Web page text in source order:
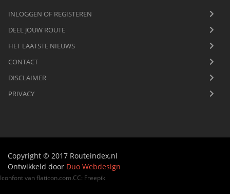
INLOGGEN OF REGISTEREN
DEEL JOUW ROUTE
HET LAATSTE NIEUWS
CONTACT
DISCLAIMER
PRIVACY
Copyright © 2017 Routeindex.nl
Ontwikkeld door Duo Webdesign
Iconfont vanflaticon.com.CC: Freepik